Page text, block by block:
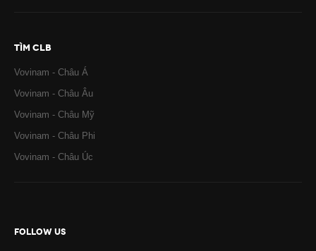
TÌM CLB
Vovinam - Châu Á
Vovinam - Châu Âu
Vovinam - Châu Mỹ
Vovinam - Châu Phi
Vovinam - Châu Úc
FOLLOW US